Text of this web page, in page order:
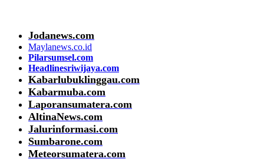
Jodanews.com
Maylanews.co.id
Pilarsumsel.com
Headlinesriwijaya.com
Kabarlubuklinggau.com
Kabarmuba.com
Laporansumatera.com
AltinaNews.com
Jalurinformasi.com
Sumbarone.com
Meteorsumatera.com